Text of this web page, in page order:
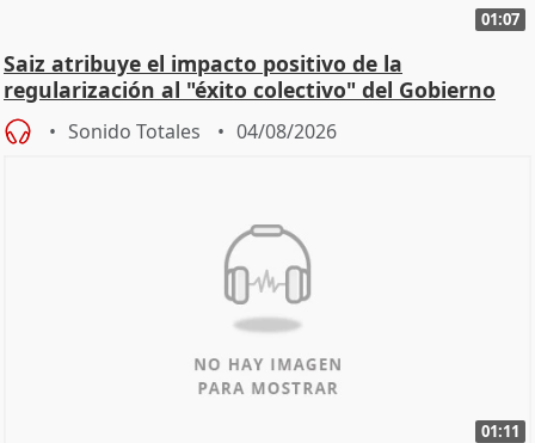
01:07
Saiz atribuye el impacto positivo de la
regularización al "éxito colectivo" del Gobierno
Sonido Totales 04/08/2026
01:11